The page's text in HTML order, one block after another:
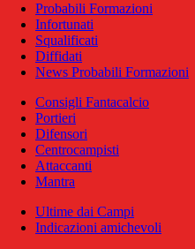
Probabili Formazioni
Infortunati
Squalificati
Diffidati
News Probabili Formazioni
Consigli Fantacalcio
Portieri
Difensori
Centrocampisti
Attaccanti
Mantra
Ultime dai Campi
Indicazioni amichevoli